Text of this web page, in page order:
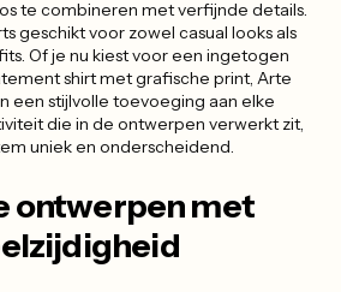
te combineren met verfijnde details.
geschikt voor zowel casual looks als
Of je nu kiest voor een ingetogen
shirt met grafische print, Arte
een stijlvolle toevoeging aan elke
die in de ontwerpen verwerkt zit,
uniek en onderscheidend.
ontwerpen met